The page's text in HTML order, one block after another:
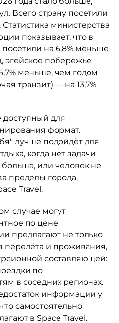
Всего страну посетили
министерства
показывает, что в
на 6,8% меньше
эгейское побережье
меньше, чем годом
транзит) — на 13,7%
для
формат.
лучше подойдёт для
когда нет задачи
или человек не
пределы города,
Travel.
случае могут
по цене
предлагают не только
перелёта и проживания,
составляющей:
по
в соседних регионах.
информации у
самостоятельно
в Space Travel.